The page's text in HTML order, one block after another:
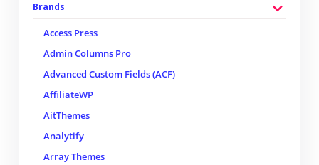
Brands
Access Press
Admin Columns Pro
Advanced Custom Fields (ACF)
AffiliateWP
AitThemes
Analytify
Array Themes